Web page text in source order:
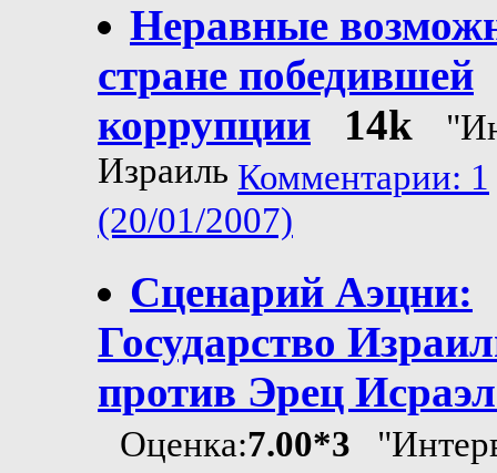
Неравные
стране победившей
коррупции
14k
Израиль Комментарии: 1
(20/01/2007)
Сценарий Аэцни:
Государство
против Эрец
Оценка:7.00*3